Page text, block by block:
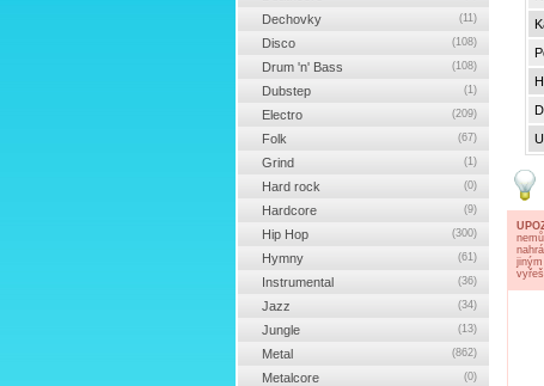
Dechovky (11)
Disco (108)
Drum 'n' Bass (108)
Dubstep (1)
Electro (209)
Folk (67)
Grind (1)
Hard rock (0)
Hardcore (9)
Hip Hop (300)
Hymny (61)
Instrumental (36)
Jazz (34)
Jungle (13)
Metal (862)
Metalcore (0)